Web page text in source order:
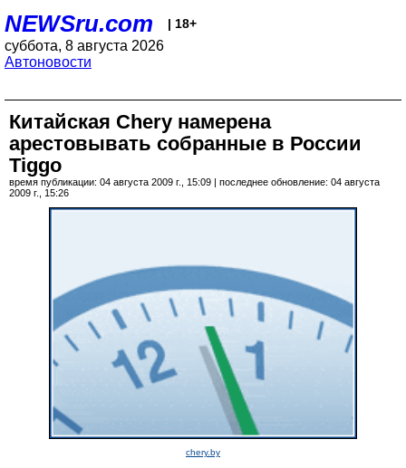
NEWSru.com | 18+
суббота, 8 августа 2026
Автоновости
Китайская Chery намерена
арестовывать собранные в России
Tiggo
время публикации: 04 августа 2009 г., 15:09 | последнее обновление: 04 августа
2009 г., 15:26
chery.by